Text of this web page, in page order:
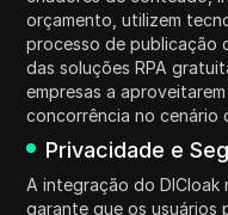
orçamento, utilizem
processo de publicação
das soluções RPA
empresas a
concorrência no cenário
Privacidade e
A integração do DICloak
garante que os usuários